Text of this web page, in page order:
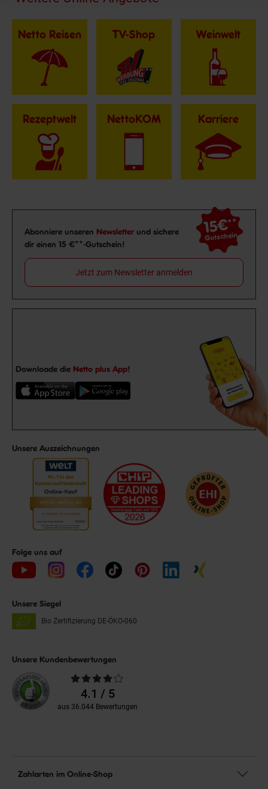
Netto Reisen TV-Shop Weinwelt
Rezeptwelt NettoKOM Karriere
Newsletter Anmeldung
Abonniere unseren Newsletter und sichere
dir einen 15 €**-Gutschein!
15€**
Gutschein
Jetzt zum Newsletter anmelden
Downloade die Netto plus App!
Unsere Auszeichnungen
Folge uns auf
Unsere Siegel
Bio Zertifizierung DE-ÖKO-060
Unsere Kundenbewertungen
Durchschnittliche
Bewertungen4.1 / 5
aus 36.044 Bewertungen
Zahlarten im Online-Shop